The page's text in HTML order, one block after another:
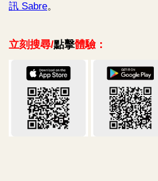
訊 Sabre。
立刻搜尋/點擊體驗：